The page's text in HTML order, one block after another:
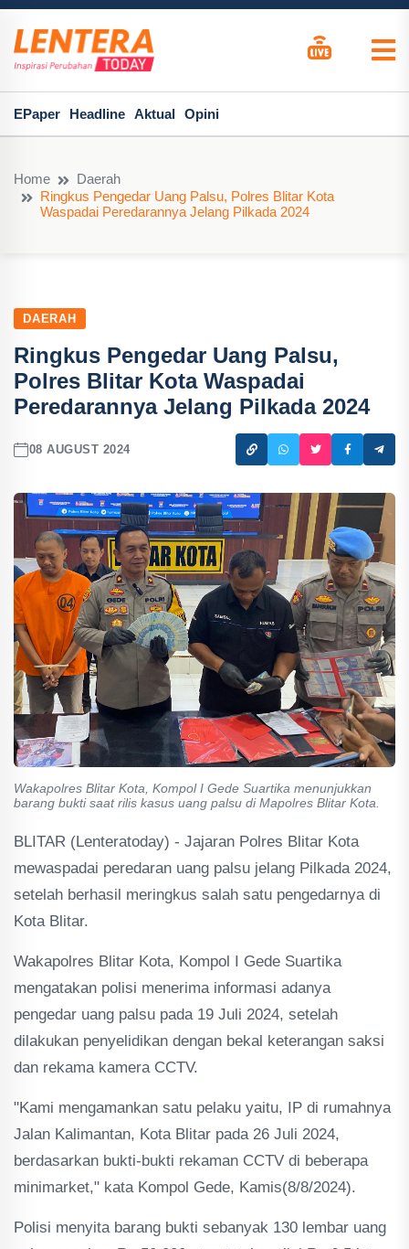
EPaper Headline Aktual Opini
Home
Daerah
Ringkus Pengedar Uang Palsu, Polres Blitar Kota
Waspadai Peredarannya Jelang Pilkada 2024
DAERAH
Ringkus Pengedar Uang Palsu,
Polres Blitar Kota Waspadai
Peredarannya Jelang Pilkada 2024
08 AUGUST 2024
Wakapolres Blitar Kota, Kompol I Gede Suartika menunjukkan
barang bukti saat rilis kasus uang palsu di Mapolres Blitar Kota.
BLITAR (Lenteratoday) - Jajaran Polres Blitar Kota
mewaspadai peredaran uang palsu jelang Pilkada 2024,
setelah berhasil meringkus salah satu pengedarnya di
Kota Blitar.
Wakapolres Blitar Kota, Kompol I Gede Suartika
mengatakan polisi menerima informasi adanya
pengedar uang palsu pada 19 Juli 2024, setelah
dilakukan penyelidikan dengan bekal keterangan saksi
dan rekama kamera CCTV.
"Kami mengamankan satu pelaku yaitu, IP di rumahnya
Jalan Kalimantan, Kota Blitar pada 26 Juli 2024,
berdasarkan bukti-bukti rekaman CCTV di beberapa
minimarket," kata Kompol Gede, Kamis(8/8/2024).
Polisi menyita barang bukti sebanyak 130 lembar uang